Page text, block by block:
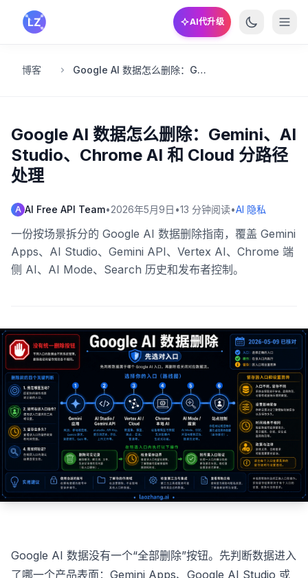
跳转到主要内容
AI代升级
博客 Google AI 数据怎么删除：Gemini、AI Studio、Chrome AI 和 Cloud 分路径处理
Google AI 数据怎么删除：Gemini、AI
Studio、Chrome AI 和 Cloud 分路径
处理
A AI Free API Team•2026年5月9日 •13 分钟阅读•AI 隐私
一份按场景拆分的 Google AI 数据删除指南，覆盖 Gemini
Apps、AI Studio、Gemini API、Vertex AI、Chrome 端
侧 AI、AI Mode、Search 历史和发布者控制。
Google AI 数据没有一个“全部删除”按钮。先判断数据进入
了哪一个产品表面：Gemini Apps、Google AI Studio 或